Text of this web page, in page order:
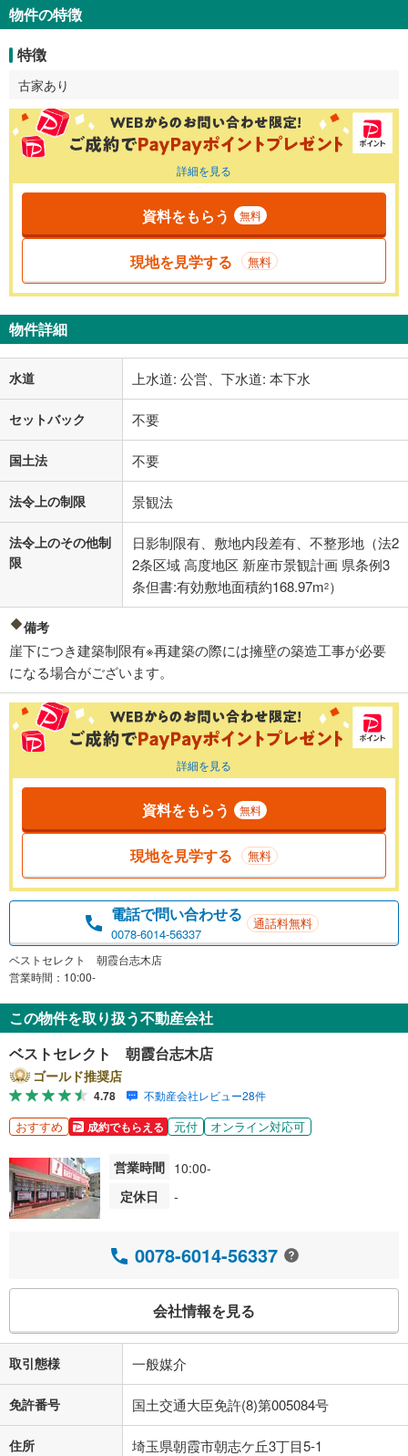
物件の特徴
特徴
古家あり
詳細を見る
資料をもらう 無料
現地を見学する 無料
物件詳細
水道 上水道: 公営、下水道: 本下水
セットバック 不要
国土法 不要
法令上の制限 景観法
法令上のその他制
限
日影制限有、敷地内段差有、不整形地（法2
2条区域 高度地区 新座市景観計画 県条例3
条但書:有効敷地面積約168.97m2）
備考
崖下につき建築制限有※再建築の際には擁壁の築造工事が必要
になる場合がございます。
詳細を見る
資料をもらう 無料
現地を見学する 無料
電話で問い合わせる
0078-6014-56337
通話料無料
ベストセレクト 朝霞台志木店
営業時間：10:00-
この物件を取り扱う不動産会社
ベストセレクト 朝霞台志木店
ゴールド推奨店
4.78 不動産会社レビュー28件
おすすめ 成約でもらえる 元付 オンライン対応可
営業時間 10:00-
定休日
-
0078-6014-56337
会社情報を見る
取引態様 一般媒介
免許番号 国土交通大臣免許(8)第005084号
住所 埼玉県朝霞市朝志ケ丘3丁目5-1